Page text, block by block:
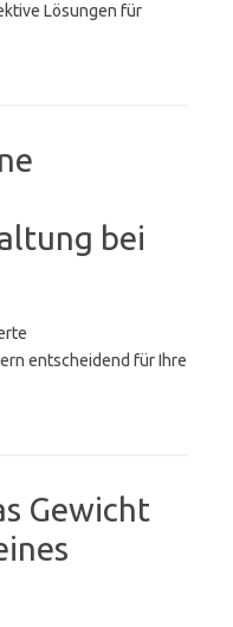
Lösungen für
bei
entscheidend für Ihre
Gewicht